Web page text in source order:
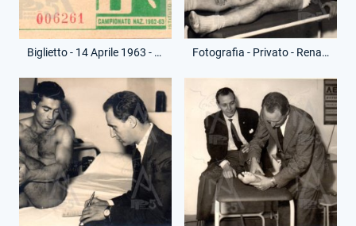
Biglietto - 14 Aprile 1963 - Campionato Serie B - Lazio-Parma Fotografia - Privato - Renato Ziaco